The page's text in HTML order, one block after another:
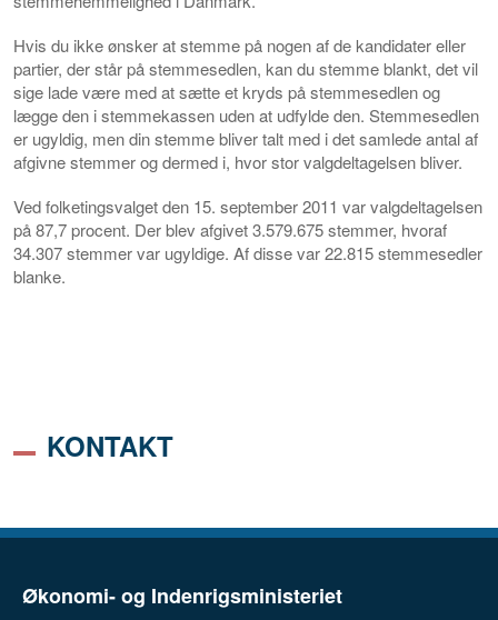
Hvis du ikke ønsker at stemme på nogen af de kandidater eller
partier, der står på stemmesedlen, kan du stemme blankt, det vil
sige lade være med at sætte et kryds på stemmesedlen og
lægge den i stemmekassen uden at udfylde den. Stemmesedlen
er ugyldig, men din stemme bliver talt med i det samlede antal af
afgivne stemmer og dermed i, hvor stor valgdeltagelsen bliver.
Ved folketingsvalget den 15. september 2011 var valgdeltagelsen
på 87,7 procent. Der blev afgivet 3.579.675 stemmer, hvoraf
34.307 stemmer var ugyldige. Af disse var 22.815 stemmesedler
blanke.
KONTAKT
Økonomi- og Indenrigsministeriet